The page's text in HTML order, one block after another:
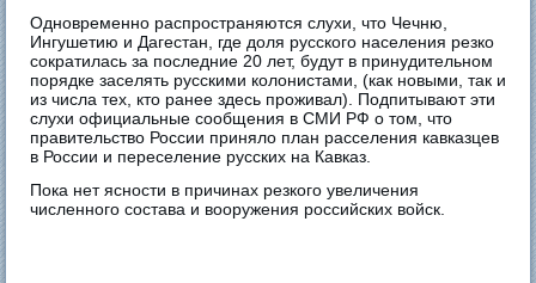
Одновременно распространяются слухи, что Чечню,
Ингушетию и Дагестан, где доля русского населения резко
сократилась за последние 20 лет, будут в принудительном
порядке заселять русскими колонистами, (как новыми, так и
из числа тех, кто ранее здесь проживал). Подпитывают эти
слухи официальные сообщения в СМИ РФ о том, что
правительство России приняло план расселения кавказцев
в России и переселение русских на Кавказ.
Пока нет ясности в причинах резкого увеличения
численного состава и вооружения российских войск.